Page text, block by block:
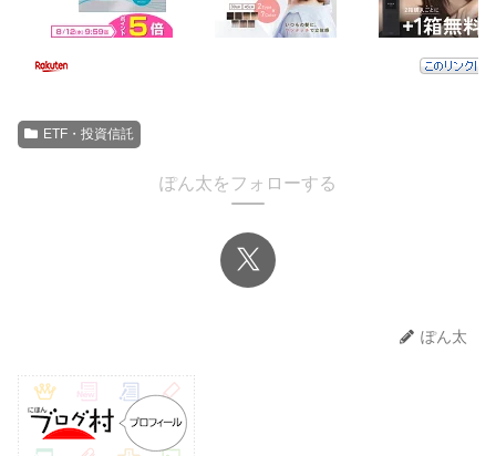
ETF・投資信託
ぽん太をフォローする
ぽん太